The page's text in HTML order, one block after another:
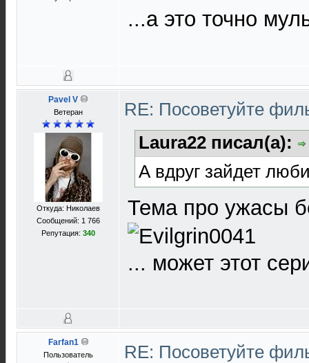
...а это точно
Pavel V
Ветеран
Откуда: Николаев
Сообщений: 1 766
Репутация: 340
RE: Посоветуйте
Laura22 писал(а):
А вдруг зайдет
Тема про ужасы
... может этот
Farfan1
Пользователь
RE: Посоветуйте